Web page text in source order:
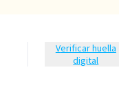
Verificar huella
digital